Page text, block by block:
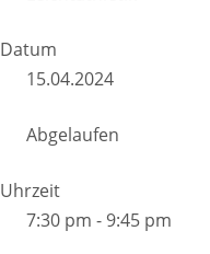
Datum
15.04.2024
Abgelaufen
Uhrzeit
7:30 pm - 9:45 pm